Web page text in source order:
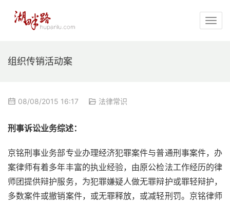
组织传销活动案
08/08/2015 16:17 法律常识
刑事诉讼业务综述：
京铭刑事业务部专业办理经济犯罪案件与普通刑事案件，办
案律师有着多年丰富的执业经验，由原公检法工作经历的律
师团提供辩护服务，为犯罪嫌疑人做无罪辩护或罪轻辩护，
多数案件或撤销案件，或无罪释放，或减轻刑罚。京铭律师